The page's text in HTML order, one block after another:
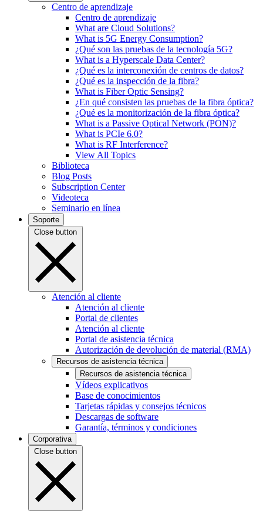
Centro de aprendizaje
Centro de aprendizaje
What are Cloud Solutions?
What is 5G Energy Consumption?
¿Qué son las pruebas de la tecnología 5G?
What is a Hyperscale Data Center?
¿Qué es la interconexión de centros de datos?
¿Qué es la inspección de la fibra?
What is Fiber Optic Sensing?
¿En qué consisten las pruebas de la fibra óptica?
¿Qué es la monitorización de la fibra óptica?
What is a Passive Optical Network (PON)?
What is PCIe 6.0?
What is RF Interference?
View All Topics
Biblioteca
Blog Posts
Subscription Center
Videoteca
Seminario en línea
Soporte
Close button
Atención al cliente
Atención al cliente
Portal de clientes
Atención al cliente
Portal de asistencia técnica
Autorización de devolución de material (RMA)
Recursos de asistencia técnica
Recursos de asistencia técnica
Vídeos explicativos
Base de conocimientos
Tarjetas rápidas y consejos técnicos
Descargas de software
Garantía, términos y condiciones
Corporativa
Close button